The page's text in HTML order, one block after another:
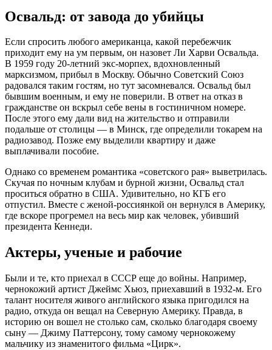
Освальд: от завода до убийцы
Если спросить любого американца, какой перебежчик
приходит ему на ум первым, он назовет Ли Харви Освальда.
В 1959 году 20-летний экс-морпех, вдохновленный
марксизмом, прибыл в Москву. Обычно Советский Союз
радовался таким гостям, но тут засомневался. Освальд был
бывшим военным, и ему не поверили. В ответ на отказ в
гражданстве он вскрыл себе вены в гостиничном номере.
После этого ему дали вид на жительство и отправили
подальше от столицы — в Минск, где определили токарем на
радиозавод. Позже ему выделили квартиру и даже
выплачивали пособие.
Однако со временем романтика «советского рая» выветрилась.
Скучая по ночным клубам и бурной жизни, Освальд стал
проситься обратно в США. Удивительно, но КГБ его
отпустил. Вместе с женой-россиянкой он вернулся в Америку,
где вскоре прогремел на весь мир как человек, убивший
президента Кеннеди.
Актеры, ученые и рабочие
Были и те, кто приехал в СССР еще до войны. Например,
чернокожий артист Джеймс Хьюз, приехавший в 1932-м. Его
талант носителя живого английского языка пригодился на
радио, откуда он вещал на Северную Америку. Правда, в
историю он вошел не столько сам, сколько благодаря своему
сыну — Джиму Паттерсону, тому самому чернокожему
мальчику из знаменитого фильма «Цирк».